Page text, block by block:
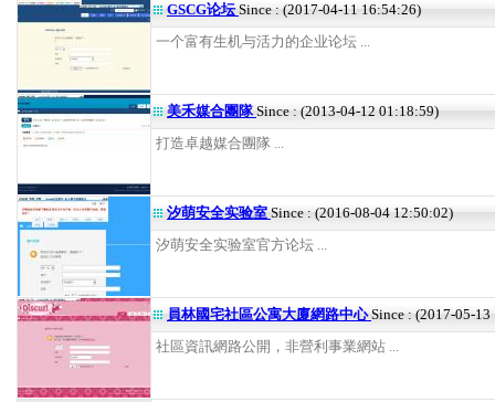
GSCG论坛Since : (2017-04-11 16:54:26)
一个富有生机与活力的企业论坛 ...
美禾媒合團隊Since : (2013-04-12 01:18:59)
打造卓越媒合團隊 ...
汐萌安全实验室 Since : (2016-08-04 12:50:02)
汐萌安全实验室官方论坛 ...
員林國宅社區公寓大廈網路中心Since : (2017-05-
社區資訊網路公開，非營利事業網站 ...